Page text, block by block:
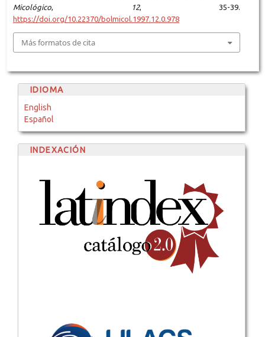
Micológico, 12, 35-39.
https://doi.org/10.22370/bolmicol.1997.12.0.978
Más formatos de cita
IDIOMA
English
Español
INDEXACIÓN